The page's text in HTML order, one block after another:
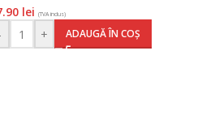
lei (TVA inclus)
+ ADAUGĂ ÎN COȘ